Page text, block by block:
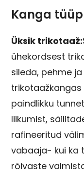
Kanga tüüp
Üksik trikotaaž:
ühekordsest
sileda, pehme
paindlikku
liikumist,
rafineeritud
vabaaja- kui ka
rõivaste